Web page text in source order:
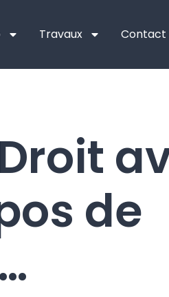
Travaux Contact
de